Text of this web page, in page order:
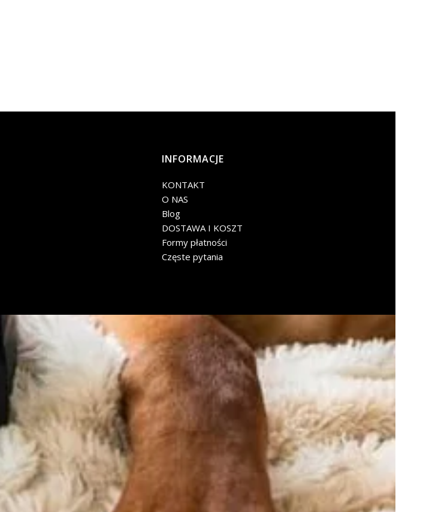
INFORMACJE
KONTAKT
O NAS
Blog
DOSTAWA I KOSZT
Formy płatności
Częste pytania